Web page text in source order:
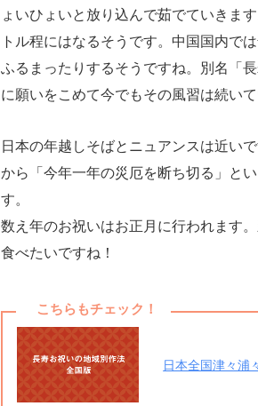
ょいひょいと放り込んで茹でていきま
トル程にはなるそうです。中国国内で
ふるまったりするそうですね。別名「
に願いをこめて今でもその風習は続いて
日本の年越しそばとニュアンスは近い
から「今年一年の災厄を断ち切る」と
す。
数え年のお祝いはお正月に行われます
食べたいですね！
こちらもチェック！
日本全国津々浦